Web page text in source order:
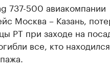
737-500 авиакомпании
Москва – Казань,
РТ при заходе на
все, кто